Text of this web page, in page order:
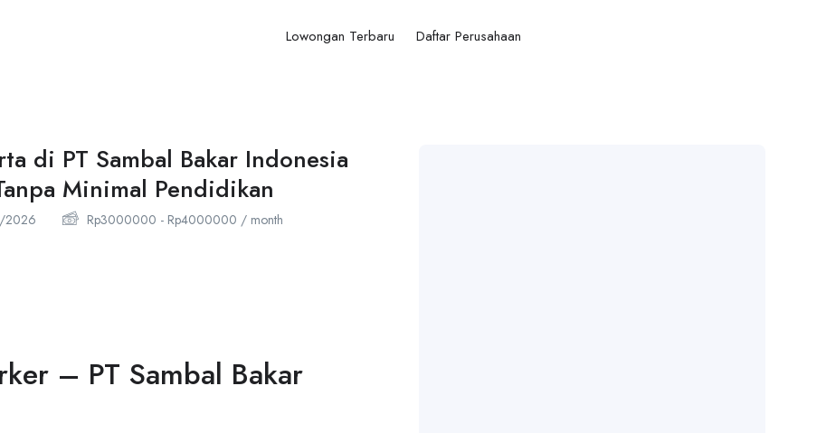
Lowongan Terbaru Daftar Perusahaan
di PT Sambal Bakar Indonesia
Minimal Pendidikan
Rp3000000 - Rp4000000 / month
– PT Sambal Bakar